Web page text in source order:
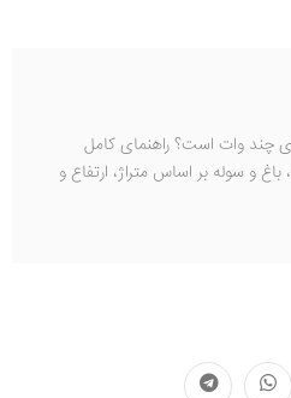
چند وات است؟ راهنمای کامل
و سوله بر اساس متراژ، ارتفاع و